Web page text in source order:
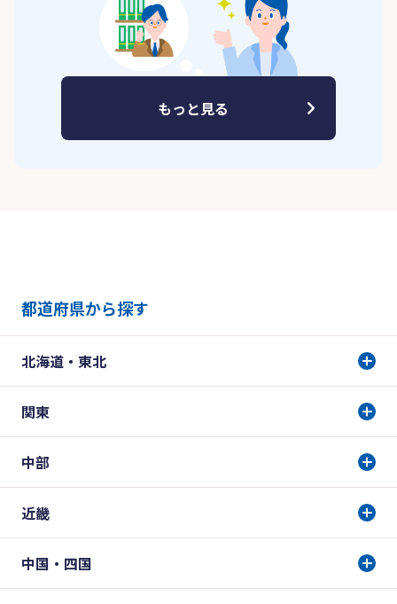
もっと見る
都道府県から探す
北海道・東北
関東
中部
近畿
中国・四国